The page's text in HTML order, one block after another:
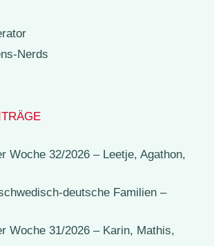
Nerds
Woche 32/2026 – Leetje, Agathon,
deutsche Familien –
Woche 31/2026 – Karin, Mathis,